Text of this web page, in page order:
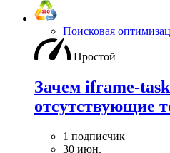
Поисковая
Простой
Зачем iframe-
отсутствующие
1 подписчик
30 июн.